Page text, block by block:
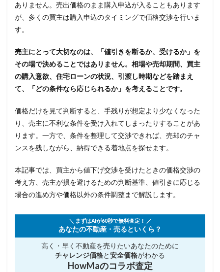
ありません。売出価格のまま購入申込が入ることもあります
が、多くの買主は購入申込のタイミングで価格交渉を行いま
す。
売主にとって大切なのは、「値引きを断るか、受けるか」を
その場で決めることではありません。相場や売却期間、買主
の購入意欲、住宅ローンの状況、引渡し時期などを踏まえ
て、「どの条件なら応じられるか」を考えることです。
価格だけを見て判断すると、手残りが想定より少なくなった
り、売主に不利な条件を受け入れてしまったりすることがあ
ります。一方で、条件を整理して交渉できれば、売却のチャ
ンスを残しながら、納得できる着地点を探せます。
本記事では、買主から値下げ交渉を受けたときの価格交渉の
考え方、売主が損を避けるための判断基準、値引きに応じる
場合の進め方や価格以外の条件調整まで解説します。
＼ まずはAIが60秒で無料査定！ ／
あなたの不動産・売るといくら？
高く・早く不動産を売りたいあなたのために
チャレンジ価格と安全価格がわかる
HowMaのコラボ査定